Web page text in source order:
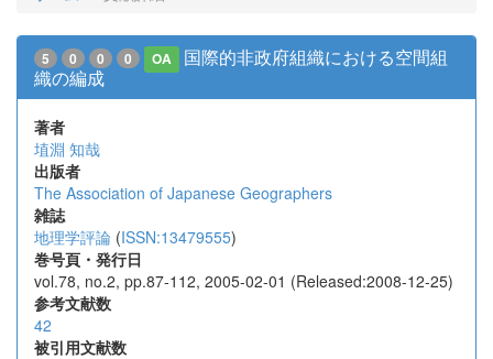
5 0 0 0 OA
国際的非政府組織における空間組
織の編成
著者
埴淵 知哉
出版者
The Association of Japanese Geographers
雑誌
地理学評論 (ISSN:13479555)
巻号頁・発行日
vol.78, no.2, pp.87-112, 2005-02-01 (Released:2008-12-25)
参考文献数
42
被引用文献数